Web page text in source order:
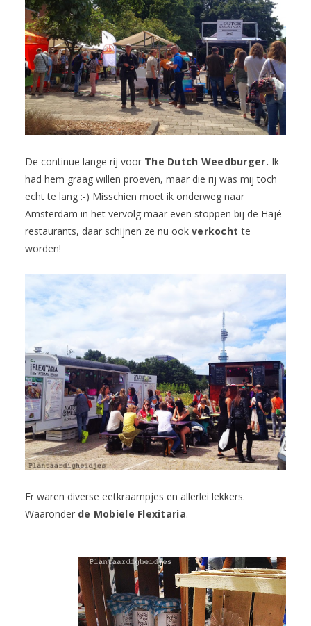
De continue lange rij voor The Dutch Weedburger. Ik
had hem graag willen proeven, maar die rij was mij toch
echt te lang :-) Misschien moet ik onderweg naar
Amsterdam in het vervolg maar even stoppen bij de Hajé
restaurants, daar schijnen ze nu ook verkochtte
worden!
Er waren diverse eetkraampjes en allerlei lekkers.
Waaronder de Mobiele Flexitaria.